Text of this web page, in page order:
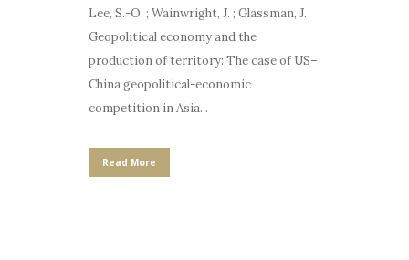
Lee, S.-O. ; Wainwright, J. ; Glassman, J.
Geopolitical economy and the
production of territory: The case of US–
China geopolitical-economic
competition in Asia...
Read More